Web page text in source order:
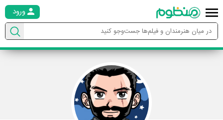
ورود